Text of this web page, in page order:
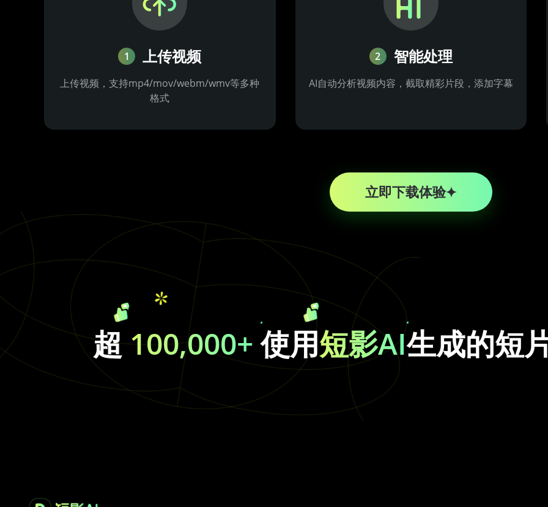
1 上传视频
上传视频，支持mp4/mov/webm/wmv等多种
格式
2 智能处理
AI自动分析视频内容，截取精彩片段，添加字幕
立即下载体验
超 100,000+使用短影AI生成的短